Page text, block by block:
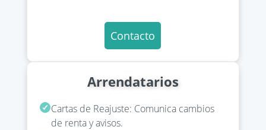
Contacto
Arrendatarios
Cartas de Reajuste: Comunica cambios
de renta y avisos.